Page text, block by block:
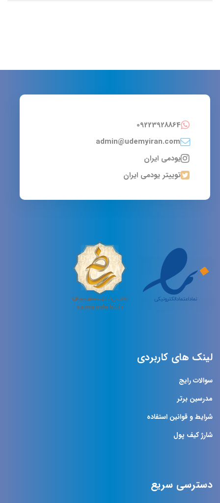
09223928864
admin@udemyiran.com
یودمی ایران
توییتر یودمی ایران
لینک های کاربردی
سوالات رایج
مدرسین برتر
شرایط و قوانین استفاده
شارژ کیف پول
دسترسی سریع